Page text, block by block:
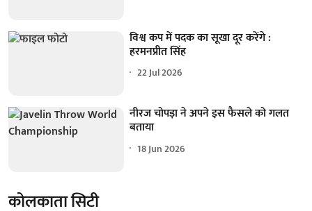
विश्व कप में पदक का सूखा दूर करेंगे :
हरमनप्रीत सिंह
22 Jul 2026
नीरज चोपड़ा ने अपने इस फैसले को गलत
बताया
18 Jun 2026
कोलकाता सिटी